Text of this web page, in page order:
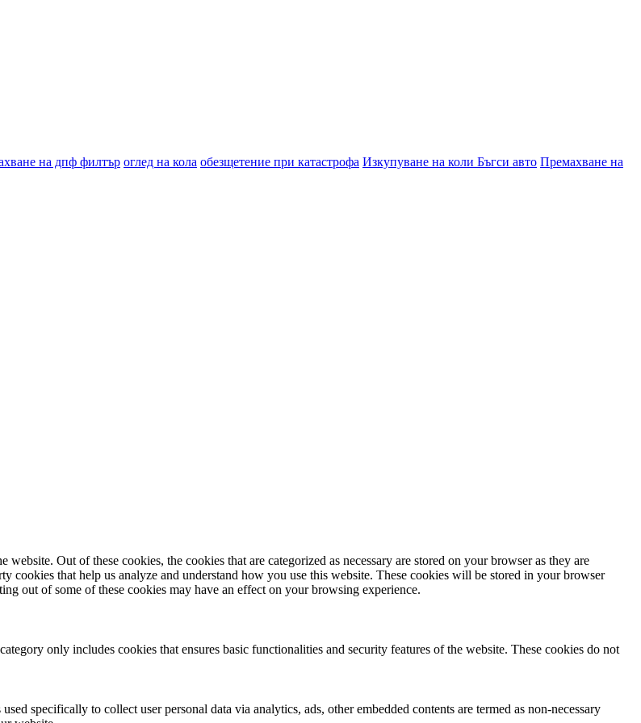
на дпф филтър оглед на кола обезщетение при катастрофа Изкупуване на коли Бъгси авто Премахване на
Out of these cookies, the cookies that are categorized as necessary are stored on your browser as they are
cookies that help us analyze and understand how you use this website. These cookies will be stored in your browser
out of some of these cookies may have an effect on your browsing experience.
only includes cookies that ensures basic functionalities and security features of the website. These cookies do not
specifically to collect user personal data via analytics, ads, other embedded contents are termed as non-necessary